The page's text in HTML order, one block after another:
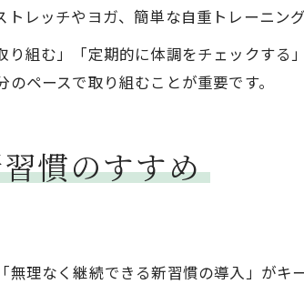
レッチやヨガ、簡単な自重トレーニン
組む」「定期的に体調をチェックする
ペースで取り組むことが重要です。
慣のすすめ
理なく継続できる新習慣の導入」がキ